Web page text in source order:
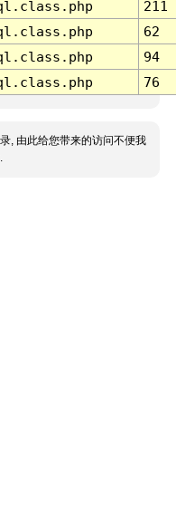
211
62
94
76
, 由此给您带来的访问不便我